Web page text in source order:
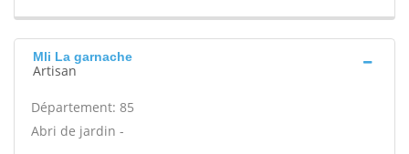
Mli La garnache
Artisan
Département: 85
Abri de jardin -